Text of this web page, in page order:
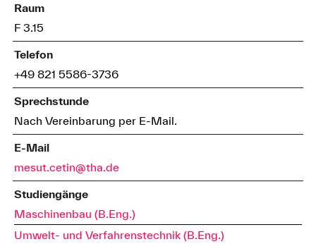
Raum
F 3.15
Telefon
+49 821 5586-3736
Sprechstunde
Nach Vereinbarung per E-Mail.
E-Mail
mesut.cetin@tha.de
Studiengänge
Maschinenbau (B.Eng.)
Umwelt- und Verfahrenstechnik (B.Eng.)